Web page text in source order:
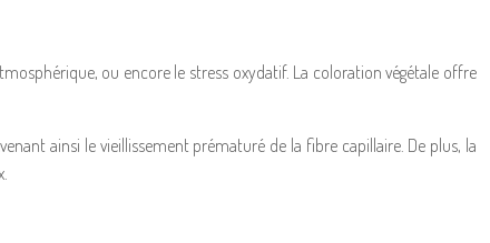
ou encore le stress oxydatif. La coloration végétale offre
ainsi le vieillissement prématuré de la fibre capillaire. De plus, la